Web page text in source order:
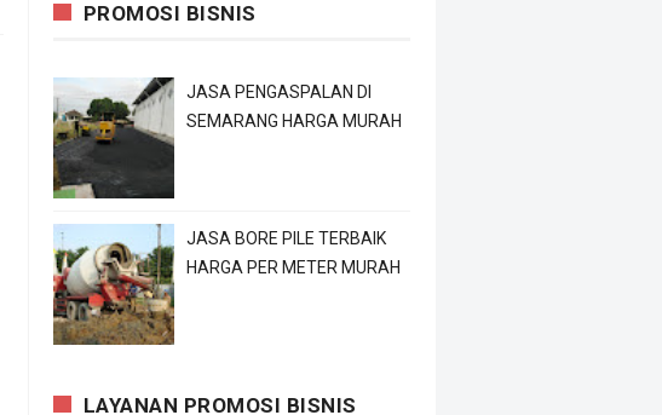
PROMOSI BISNIS
JASA PENGASPALAN DI
SEMARANG HARGA MURAH
JASA BORE PILE TERBAIK
HARGA PER METER MURAH
LAYANAN PROMOSI BISNIS